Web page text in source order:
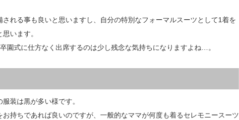
れる事も良いと思いますし、自分の特別なフォーマルスーツとして1着を
思います。
園式に仕方なく出席するのは少し残念な気持ちになりますよね…。
装は黒が多い様です。
持ちであれば良いのですが、一般的なママが何度も着るセレモニースーツ